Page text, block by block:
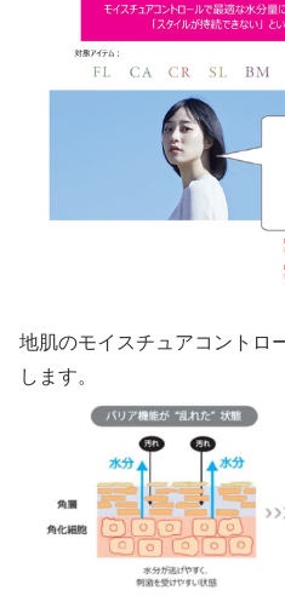
地肌のモイスチュアコントロ
します。